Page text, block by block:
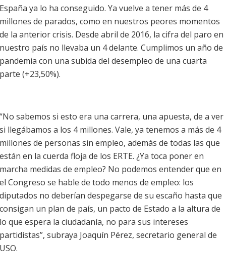
España ya lo ha conseguido. Ya vuelve a tener más de 4
millones de parados, como en nuestros peores momentos
de la anterior crisis. Desde abril de 2016, la cifra del paro en
nuestro país no llevaba un 4 delante. Cumplimos un año de
pandemia con una subida del desempleo de una cuarta
parte (+23,50%).
“No sabemos si esto era una carrera, una apuesta, de a ver
si llegábamos a los 4 millones. Vale, ya tenemos a más de 4
millones de personas sin empleo, además de todas las que
están en la cuerda floja de los ERTE. ¿Ya toca poner en
marcha medidas de empleo? No podemos entender que en
el Congreso se hable de todo menos de empleo: los
diputados no deberían despegarse de su escaño hasta que
consigan un plan de país, un pacto de Estado a la altura de
lo que espera la ciudadanía, no para sus intereses
partidistas”, subraya Joaquín Pérez, secretario general de
USO.